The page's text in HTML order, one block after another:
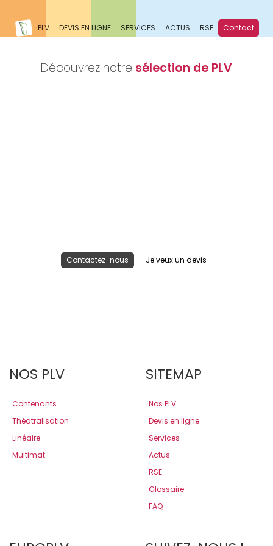
PLV DEVIS EN LIGNE SERVICES ACTUS RSE Contact
Découvrez notre sélection de PLV
Contactez-nous Je veux un devis
NOS PLV
Contenants
Théatralisation
Linéaire
Multimat
SITEMAP
Nos PLV
Devis en ligne
Services
Actus
RSE
Glossaire
FAQ